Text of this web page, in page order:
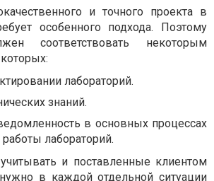
и точного проекта в
особенного подхода. Поэтому
соответствовать некоторым
лабораторий.
знаний.
в основных процессах
лабораторий.
и поставленные клиентом
в каждой отдельной ситуации